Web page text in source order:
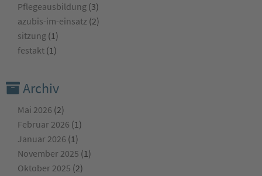
Pflegeausbildung (3)
azubis-im-einsatz (2)
sitzung (1)
festakt (1)
Archiv
Mai 2026 (2)
Februar 2026 (1)
Januar 2026 (1)
November 2025 (1)
Oktober 2025 (2)